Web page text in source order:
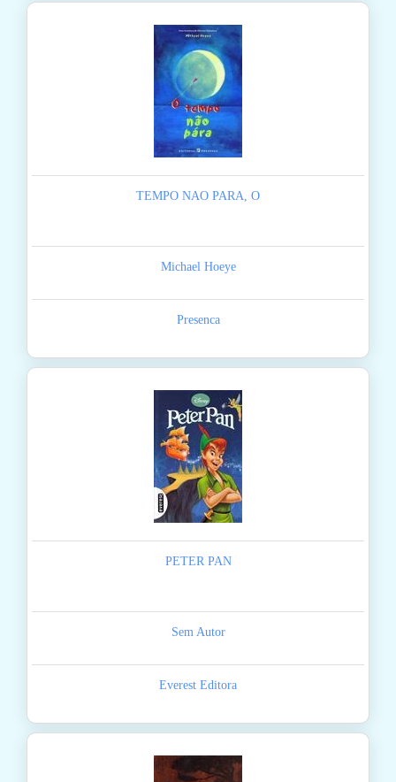
TEMPO NAO PARA, O
Michael Hoeye
Presenca
PETER PAN
Sem Autor
Everest Editora